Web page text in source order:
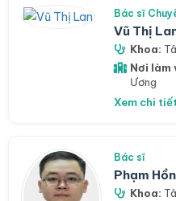
Bác sĩ
Vũ Thị
Khoa:
Nơi làm
Ương
Xem chi tiết
Bác sĩ
Phạm
Khoa: